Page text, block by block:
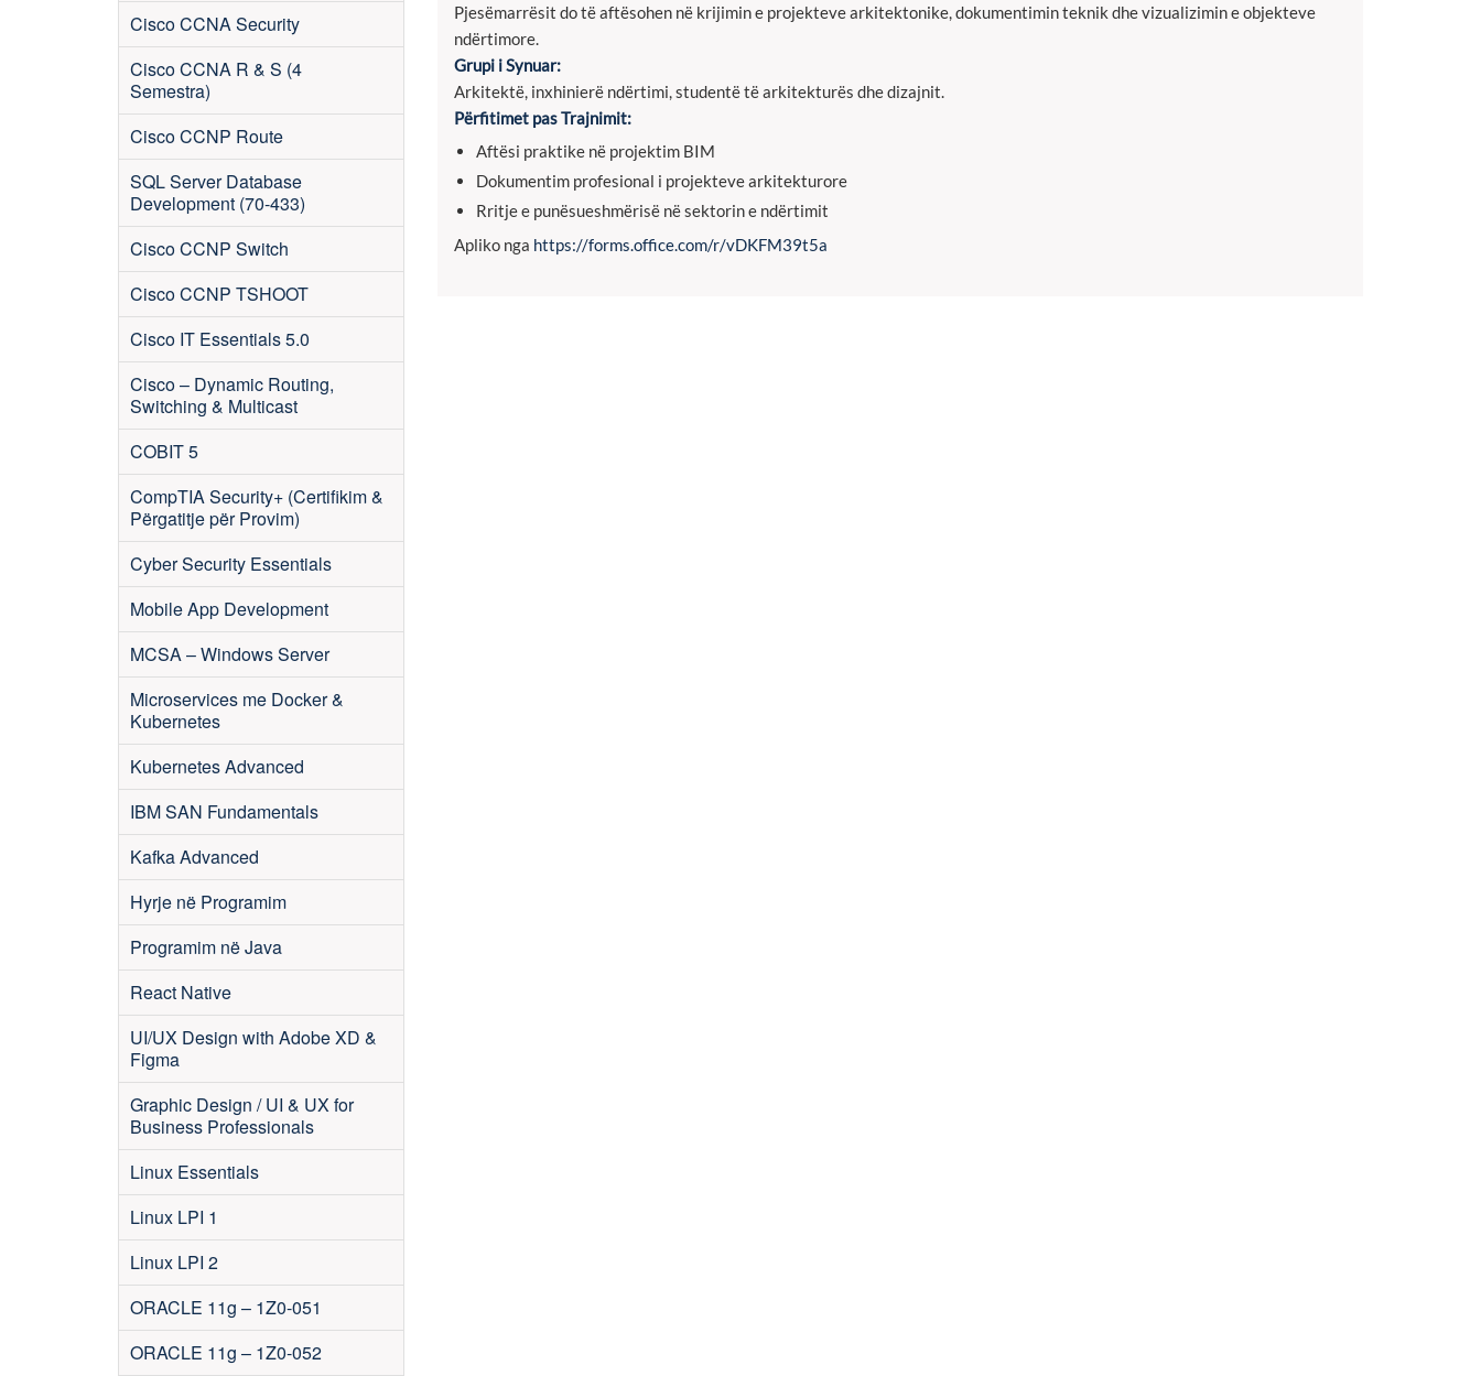
Cisco CCNA Security
Cisco CCNA R & S (4
Semestra)
Cisco CCNP Route
SQL Server Database
Development (70-433)
Cisco CCNP Switch
Cisco CCNP TSHOOT
Cisco IT Essentials 5.0
Cisco – Dynamic Routing,
Switching & Multicast
COBIT 5
CompTIA Security+ (Certifikim &
Përgatitje për Provim)
Cyber Security Essentials
Mobile App Development
MCSA – Windows Server
Microservices me Docker &
Kubernetes
Kubernetes Advanced
IBM SAN Fundamentals
Kafka Advanced
Hyrje në Programim
Programim në Java
React Native
UI/UX Design with Adobe XD &
Figma
Graphic Design / UI & UX for
Business Professionals
Linux Essentials
Linux LPI 1
Linux LPI 2
ORACLE 11g – 1Z0-051
ORACLE 11g – 1Z0-052
Pjesëmarrësit do të aftësohen në krijimin e projekteve arkitektonike, dokumentimin teknik dhe vizualizimin e objekteve
ndërtimore.
Grupi i Synuar:
Arkitektë, inxhinierë ndërtimi, studentë të arkitekturës dhe dizajnit.
Përfitimet pas Trajnimit:
Aftësi praktike në projektim BIM
Dokumentim profesional i projekteve arkitekturore
Rritje e punësueshmërisë në sektorin e ndërtimit
Apliko nga https://forms.office.com/r/vDKFM39t5a